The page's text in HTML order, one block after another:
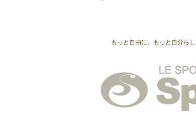
もっと自由に、もっと自分ら